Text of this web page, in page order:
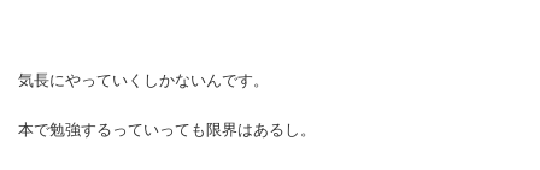
気長にやっていくしかないんです。
本で勉強するっていっても限界はあるし。